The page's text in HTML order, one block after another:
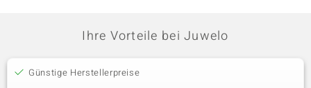
Ihre Vorteile bei Juwelo
Günstige Herstellerpreise